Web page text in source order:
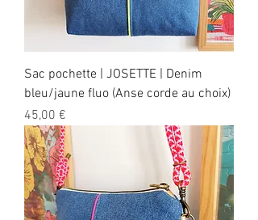
Sac pochette | JOSETTE | Denim
bleu/jaune fluo (Anse corde au choix)
Prix
45,00 €